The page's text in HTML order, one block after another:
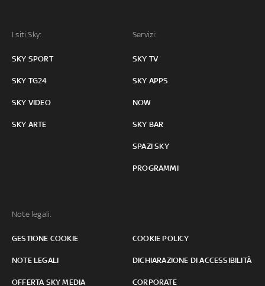
I siti Sky:
SKY SPORT
SKY TG24
SKY VIDEO
SKY ARTE
Servizi:
SKY TV
SKY APPS
NOW
SKY BAR
SPAZI SKY
PROGRAMMI
Note legali:
GESTIONE COOKIE COOKIE POLICY
NOTE LEGALI DICHIARAZIONE DI ACCESSIBILITÀ
OFFERTA SKY MEDIA CORPORATE